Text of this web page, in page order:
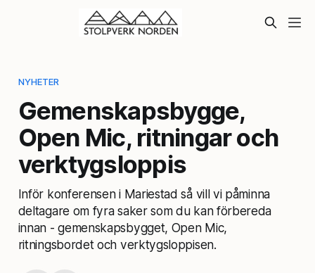
NYHETER
Gemenskapsbygge,
Open Mic, ritningar och
verktygsloppis
Inför konferensen i Mariestad så vill vi påminna
deltagare om fyra saker som du kan förbereda
innan - gemenskapsbygget, Open Mic,
ritningsbordet och verktygsloppisen.